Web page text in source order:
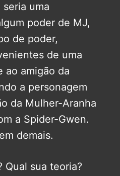
uma
poder de MJ,
de poder,
de uma
ao amigão da
a personagem
da Mulher-Aranha
a Spider-Gwen.
demais.
Qual sua teoria?